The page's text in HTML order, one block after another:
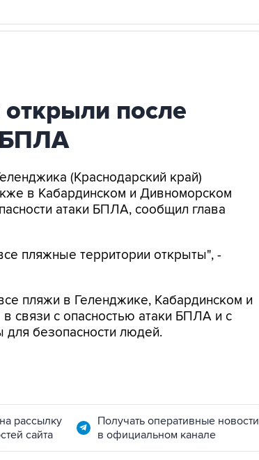
после
БПЛА
(Краснодарский край)
в Кабардинском и Дивноморском
атаки БПЛА, сообщил глава
пляжные территории открыты", -
пляжи в Геленджике, Кабардинском и
связи с опасностью атаки БПЛА и с
безопасности людей.
рассылку
сайта
Получать оперативные новости
в официальном канале